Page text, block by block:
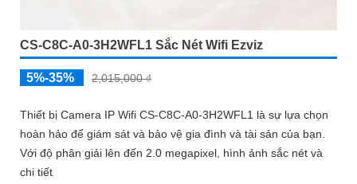
CS-C8C-A0-3H2WFL1 Sắc Nét Wifi Ezviz
5%-35% 2,015,000 ₫
Thiết bị Camera IP Wifi CS-C8C-A0-3H2WFL1 là sự lựa chọn
hoàn hảo để giám sát và bảo vệ gia đình và tài sản của bạn.
Với độ phân giải lên đến 2.0 megapixel, hình ảnh sắc nét và
chi tiết